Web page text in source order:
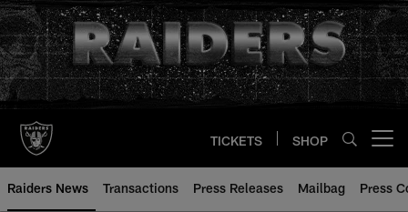
Skip
to
main
content
TICKETS SHOP
Raiders News Transactions Press Releases Mailbag Press